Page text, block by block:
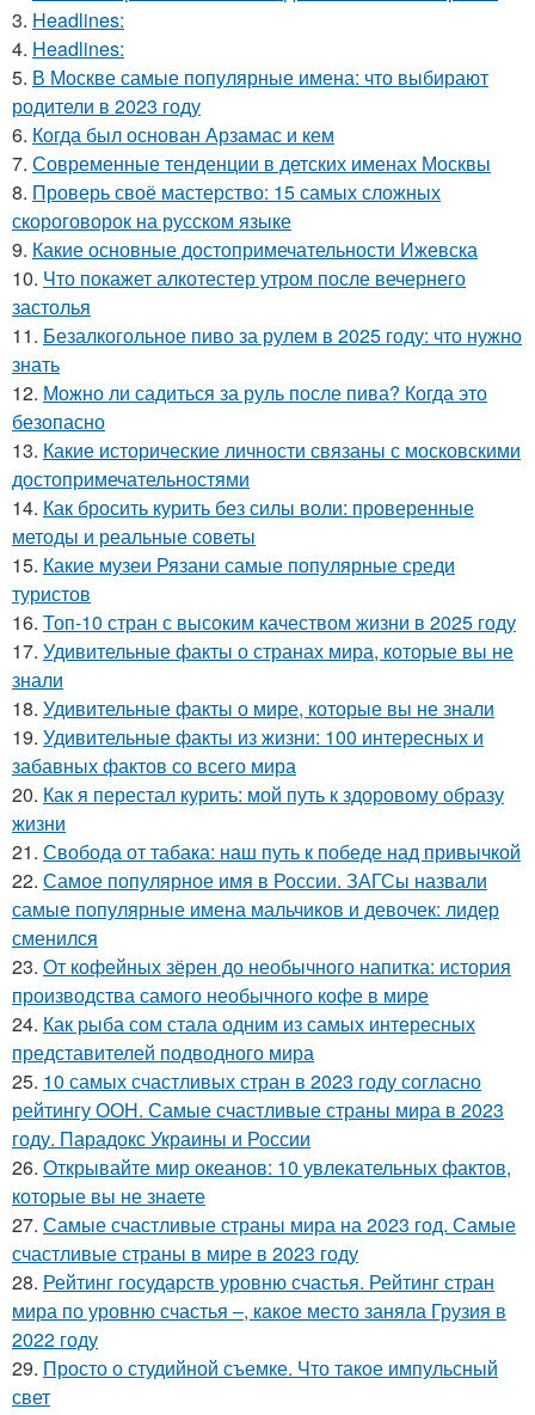
3. Headlines:
4. Headlines:
5. В Москве самые популярные имена: что выбирают
родители в 2023 году
6. Когда был основан Арзамас и кем
7. Современные тенденции в детских именах Москвы
8. Проверь своё мастерство: 15 самых сложных
скороговорок на русском языке
9. Какие основные достопримечательности Ижевска
10. Что покажет алкотестер утром после вечернего
застолья
11. Безалкогольное пиво за рулем в 2025 году: что нужно
знать
12. Можно ли садиться за руль после пива? Когда это
безопасно
13. Какие исторические личности связаны с московскими
достопримечательностями
14. Как бросить курить без силы воли: проверенные
методы и реальные советы
15. Какие музеи Рязани самые популярные среди
туристов
16. Топ-10 стран с высоким качеством жизни в 2025 году
17. Удивительные факты о странах мира, которые вы не
знали
18. Удивительные факты о мире, которые вы не знали
19. Удивительные факты из жизни: 100 интересных и
забавных фактов со всего мира
20. Как я перестал курить: мой путь к здоровому образу
жизни
21. Свобода от табака: наш путь к победе над привычкой
22. Самое популярное имя в России. ЗАГСы назвали
самые популярные имена мальчиков и девочек: лидер
сменился
23. От кофейных зёрен до необычного напитка: история
производства самого необычного кофе в мире
24. Как рыба сом стала одним из самых интересных
представителей подводного мира
25. 10 самых счастливых стран в 2023 году согласно
рейтингу ООН. Самые счастливые страны мира в 2023
году. Парадокс Украины и России
26. Открывайте мир океанов: 10 увлекательных фактов,
которые вы не знаете
27. Самые счастливые страны мира на 2023 год. Самые
счастливые страны в мире в 2023 году
28. Рейтинг государств уровню счастья. Рейтинг стран
мира по уровню счастья –, какое место заняла Грузия в
2022 году
29. Просто о студийной съемке. Что такое импульсный
свет